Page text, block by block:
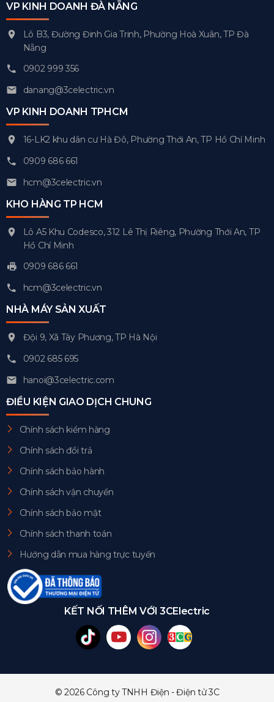
VP KINH DOANH ĐÀ NẴNG
Lô B3, Đường Đinh Gia Trinh, Phường Hoà Xuân, TP Đà
Nẵng
0902 999 356
danang@3celectric.vn
VP KINH DOANH TPHCM
16-LK2 khu dân cư Hà Đô, Phường Thới An, TP Hồ Chí Minh
0909 686 661
hcm@3celectric.vn
KHO HÀNG TP HCM
Lô A5 Khu Codesco, 312 Lê Thị Riêng, Phường Thới An, TP
Hồ Chí Minh
0909 686 661
hcm@3celectric.vn
NHÀ MÁY SẢN XUẤT
Đội 9, Xã Tây Phương, TP Hà Nội
0902 685 695
hanoi@3celectric.com
ĐIỀU KIỆN GIAO DỊCH CHUNG
Chính sách kiểm hàng
Chính sách đổi trả
Chính sách bảo hành
Chính sách vận chuyển
Chính sách bảo mật
Chính sách thanh toán
Hướng dẫn mua hàng trực tuyến
KẾT NỐI THÊM VỚI 3CElectric
© 2026 Công ty TNHH Điện - Điện tử 3C